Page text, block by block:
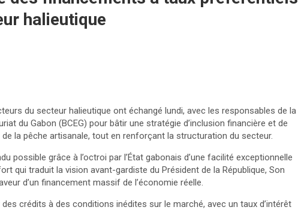
halieutique
du secteur halieutique ont échangé lundi, avec les responsables de la
du Gabon (BCEG) pour bâtir une stratégie d’inclusion financière et de
la pêche artisanale, tout en renforçant la structuration du secteur.
possible grâce à l’octroi par l’État gabonais d’une facilité exceptionnelle
qui traduit la vision avant-gardiste du Président de la République, Son
d’un financement massif de l’économie réelle.
des crédits à des conditions inédites sur le marché, avec un taux d’intérêt